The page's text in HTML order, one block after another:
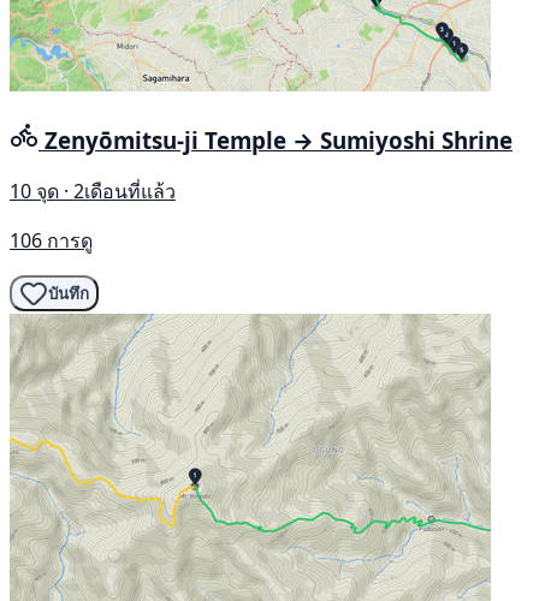
Zenyōmitsu-ji Temple → Sumiyoshi Shrine
10 จุด · 2เดือนที่แล้ว
106 การดู
บันทึก